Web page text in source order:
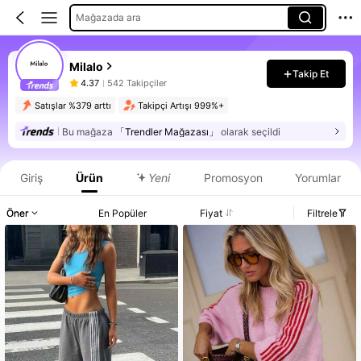
Mağazada ara
Milalo
4.37 542 Takipçiler
Takip Et
Satışlar %379 arttı Takipçi Artışı 999%+
Bu mağaza 「Trendler Mağazası」 olarak seçildi
Giriş Ürün Yeni Promosyon Yorumlar
Öner En Popüler Fiyat Filtrele